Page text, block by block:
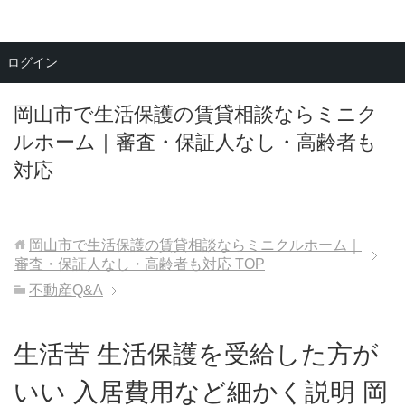
岡山市で生活保護の賃貸相談ならミニク
ルホーム｜審査・保証人なし・高齢者も
対応
メニュー
岡山市で生活保護の賃貸相談ならミニクルホーム｜
審査・保証人なし・高齢者も対応 TOP
不動産Q&A
生活苦 生活保護を受給した方が
いい 入居費用など細かく説明 岡
ログイン